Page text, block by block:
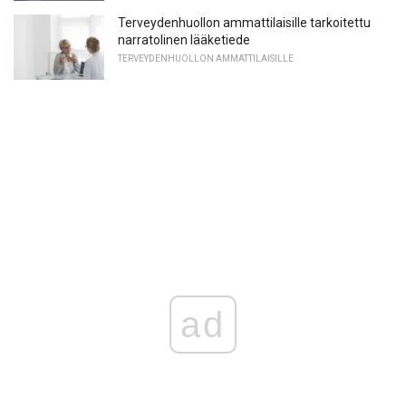
Terveydenhuollon ammattilaisille tarkoitettu
narratolinen lääketiede
TERVEYDENHUOLLON AMMATTILAISILLE
ad